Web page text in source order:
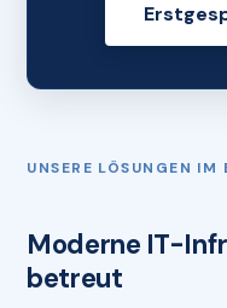
UNSERE LÖSUNGEN IM
Moderne IT-
betreut